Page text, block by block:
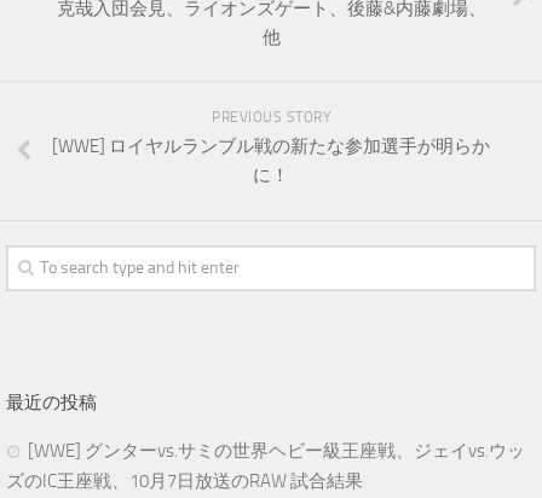
克哉入団会見、ライオンズゲート、後藤&内藤劇場、
他
PREVIOUS STORY
[WWE] ロイヤルランブル戦の新たな参加選手が明らか
に！
最近の投稿
[WWE] グンターvs.サミの世界ヘビー級王座戦、ジェイvs.ウッ
ズのIC王座戦、10月7日放送のRAW 試合結果